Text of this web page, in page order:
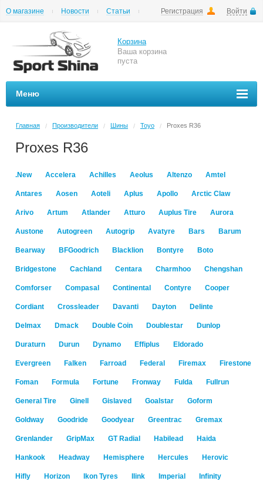
Регистрация Войти
О магазине Новости
Статьи
Корзина
Ваша корзина
пуста
Меню
Главная / Производители / Шины / Toyo / Proxes R36
Proxes R36
.New Accelera Achilles Aeolus Altenzo Amtel
Antares Aosen Aoteli Aplus Apollo Arctic Claw
Arivo Artum Atlander Atturo Auplus Tire Aurora
Austone Autogreen Autogrip Avatyre Bars Barum
Bearway BFGoodrich Blacklion Bontyre Boto
Bridgestone Cachland Centara Charmhoo Chengshan
Comforser Compasal Continental Contyre Cooper
Cordiant Crossleader Davanti Dayton Delinte
Delmax Dmack Double Coin Doublestar Dunlop
Duraturn Durun Dynamo Effiplus Eldorado
Evergreen Falken Farroad Federal Firemax Firestone
Foman Formula Fortune Fronway Fulda Fullrun
General Tire Ginell Gislaved Goalstar Goform
Goldway Goodride Goodyear Greentrac Gremax
Grenlander GripMax GT Radial Habilead Haida
Hankook Headway Hemisphere Hercules Herovic
Hifly Horizon Ikon Tyres Ilink Imperial Infinity